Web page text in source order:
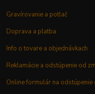
Gravírovanie a potlač
Doprava a platba
Info o tovare a objednávkach
Reklamácie a odstúpenie od
Online formulár na